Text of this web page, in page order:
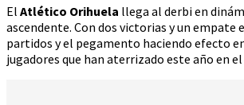
El Atlético Orihuela llega al derbi en
ascendente. Con dos victorias y un
partidos y el pegamento haciendo efecto
jugadores que han aterrizado este año en